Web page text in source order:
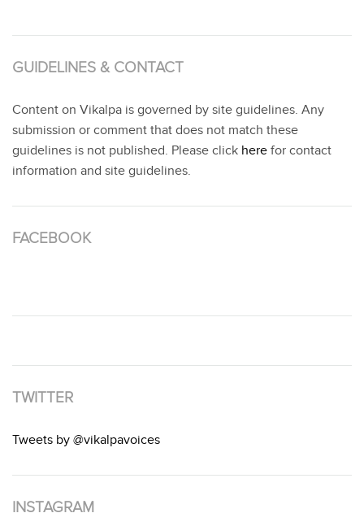
GUIDELINES & CONTACT
Content on Vikalpa is governed by site guidelines. Any
submission or comment that does not match these
guidelines is not published. Please click here for contact
information and site guidelines.
FACEBOOK
TWITTER
Tweets by @vikalpavoices
INSTAGRAM